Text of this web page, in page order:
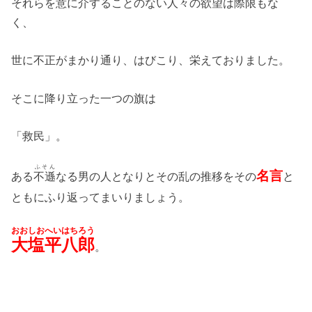
それらを意に介することのない人々の欲望は際限もな
く、
世に不正がまかり通り、はびこり、栄えておりました。
そこに降り立った一つの旗は
「救民」。
ある不遜
ふそん
なる男の人となりとその乱の推移をその名言と
ともにふり返ってまいりましょう。
大塩平八郎
おおしおへいはちろう
。